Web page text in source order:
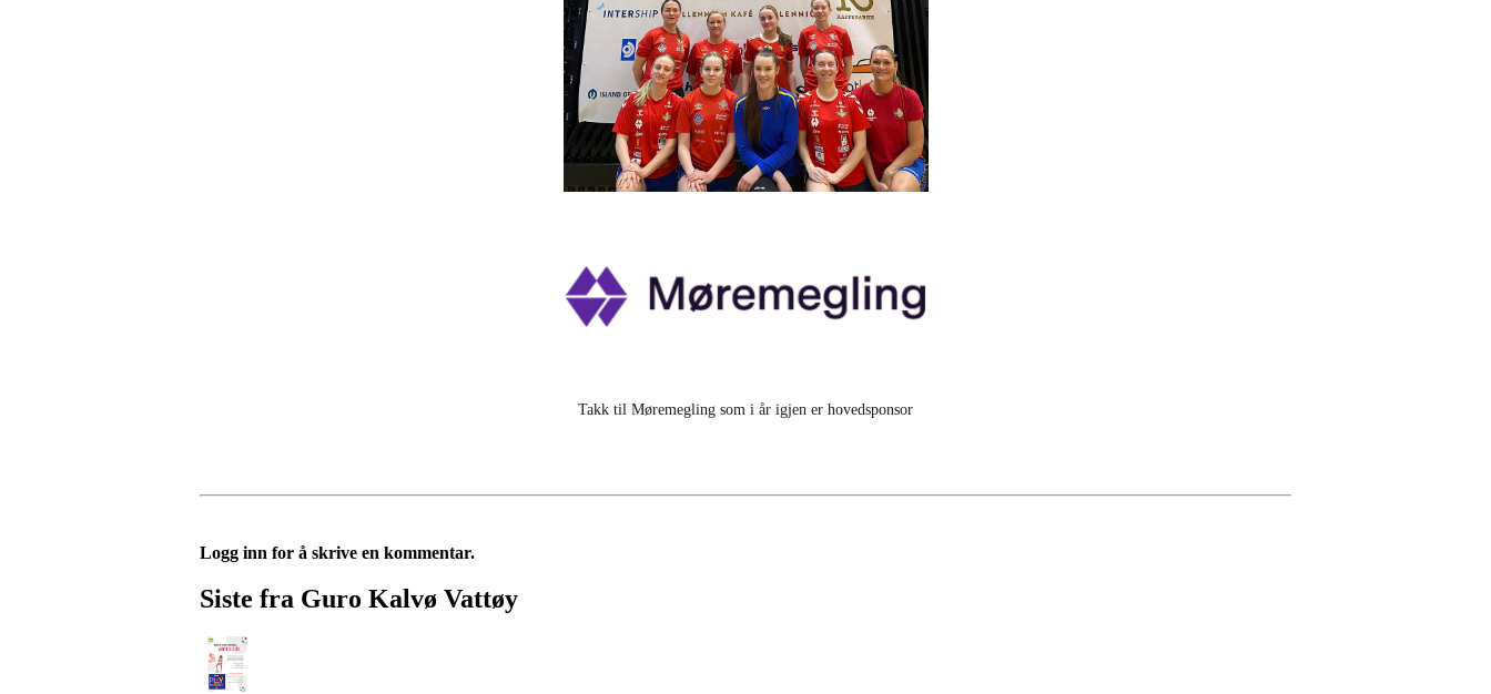
Takk til Møremegling som i år igjen er hovedsponsor
Logg inn for å skrive en kommentar.
Siste fra Guro Kalvø Vattøy